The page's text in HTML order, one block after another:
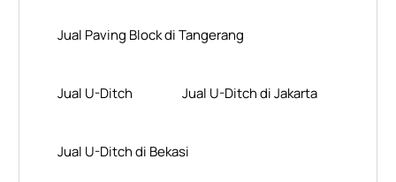
Jual Paving Block di Tangerang
Jual U-Ditch Jual U-Ditch di Jakarta
Jual U-Ditch di Bekasi